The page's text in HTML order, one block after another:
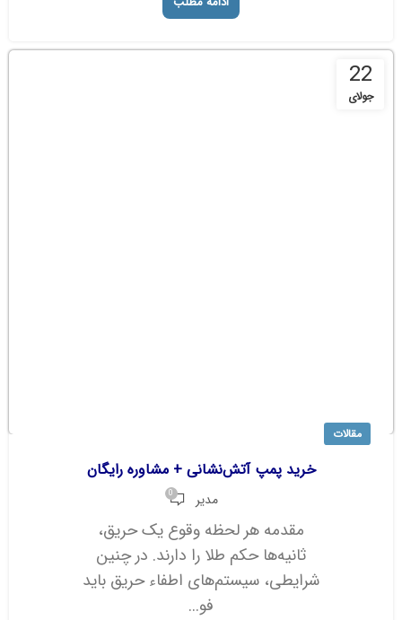
22
جولای
مقالات
خرید پمپ آتش‌نشانی + مشاوره رایگان
مدیر 0
مقدمه هر لحظه وقوع یک حریق،
ثانیه‌ها حکم طلا را دارند. در چنین
شرایطی، سیستم‌های اطفاء حریق باید
فو...